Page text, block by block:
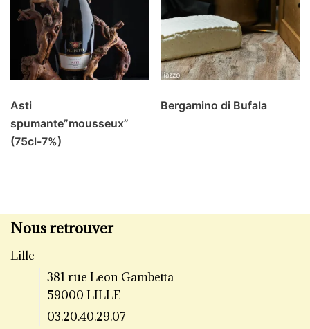
Asti
spumante”mousseux”
(75cl-7%)
Bergamino di Bufala
Nous retrouver
Lille
381 rue Leon Gambetta
59000 LILLE
03.20.40.29.07